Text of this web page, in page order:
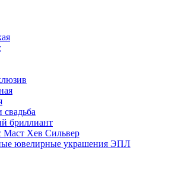
свадьба
бриллиант
Хев Сильвер
ювелирные украшения ЭПЛ